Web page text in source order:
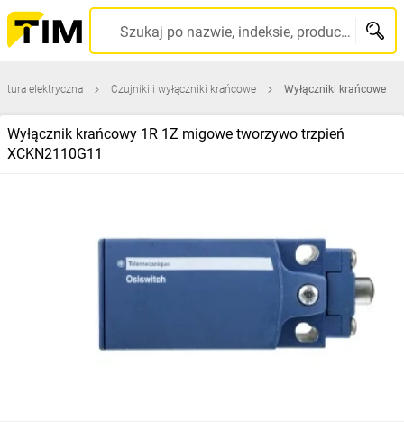
Szukaj po nazwie, indeksie, producencie, kodzie kreskowym...
elektryczna Czujniki i wyłączniki krańcowe Wyłączniki krańcowe
Wyłącznik krańcowy 1R 1Z migowe tworzywo trzpień
XCKN2110G11